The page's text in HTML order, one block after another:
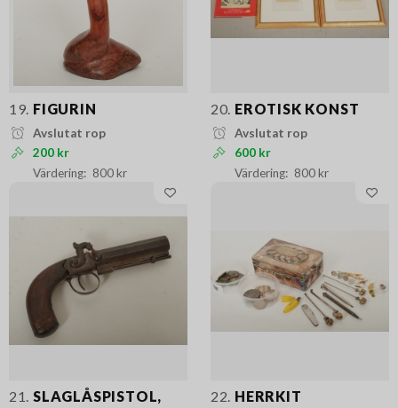
19. FIGURIN
Avslutat rop
200 kr
800 kr
20. EROTISK KONST
Avslutat rop
600 kr
800 kr
21.
SLAGLÅSPISTOL,
22. HERRKIT